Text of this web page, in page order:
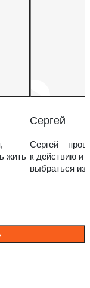
жить
Сергей
Сергей –
к действию и
выбраться из